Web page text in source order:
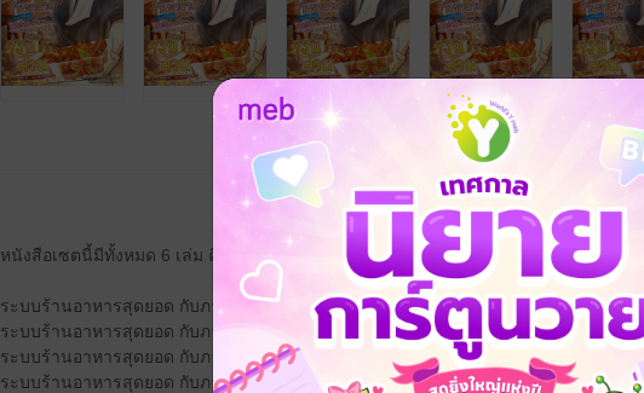
หนังสือเซตนี้มีทั้งหมด 6 เล่ม คือ
ระบบร้านอาหารสุดยอด กับภารกิจพลิกชีวิต พิชิตเงินล้าน เล่ม 1
ระบบร้านอาหารสุดยอด กับภารกิจพลิกชีวิต พิชิตเงินล้าน เล่ม 2
ระบบร้านอาหารสุดยอด กับภารกิจพลิกชีวิต พิชิตเงินล้าน เล่ม 3
ระบบร้านอาหารสุดยอด กับภารกิจพลิกชีวิต พิชิตเงินล้าน เล่ม 4